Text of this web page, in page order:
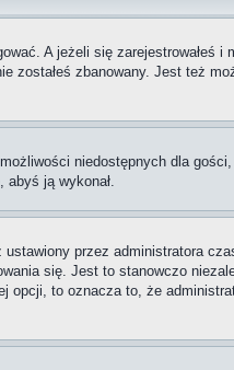
A jeżeli się zarejestrowałeś i
zostałeś zbanowany. Jest też
niedostępnych dla
ją wykonał.
przez administratora
się. Jest to stanowczo
opcji, to oznacza to, że